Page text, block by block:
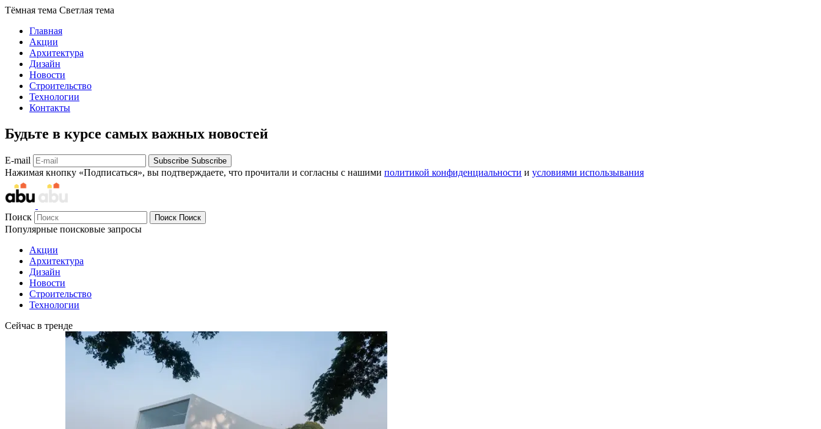
Тёмная тема Светлая тема
Главная
Акции
Архитектура
Дизайн
Новости
Строительство
Технологии
Контакты
Будьте в курсе самых важных новостей
E-mail Subscribe Subscribe
Нажимая кнопку «Подписаться», вы подтверждаете, что прочитали и согласны с нашими политикой конфиденциальности и условиями использывания
Поиск Поиск Поиск
Популярные поисковые запросы
Акции
Архитектура
Дизайн
Новости
Строительство
Технологии
Сейчас в тренде